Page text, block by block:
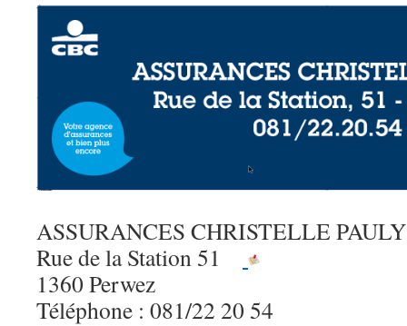
ASSURANCES CHRISTELLE PAULY
Rue de la Station 51
1360 Perwez
Téléphone : 081/22 20 54